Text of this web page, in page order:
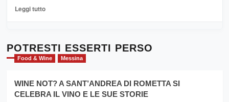
Sicilia
l’
evento
per
la
filiera
Leggi tuttoLeggi
Cronoscalata
Giarre
Montesalice
per
il
POTRESTI ESSERTI PERSO
Food & Wine Messina
WINE NOT? A SANT’ANDREA DI ROMETTA SI
CELEBRA IL VINO E LE SUE STORIE